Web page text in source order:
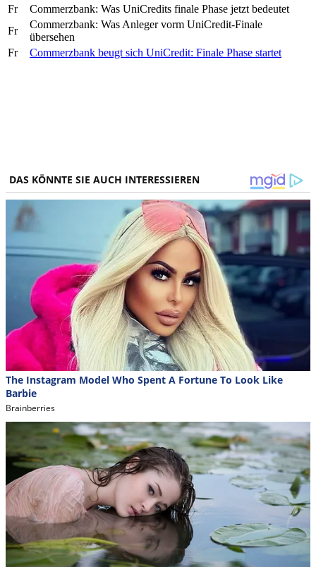
Fr
Commerzbank: Was UniCredits finale Phase jetzt bedeutet
Fr
Commerzbank: Was Anleger vorm UniCredit-Finale
übersehen
Fr
Commerzbank beugt sich UniCredit: Finale Phase startet